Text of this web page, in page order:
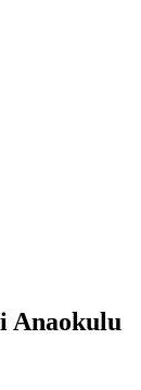
Anaokulu